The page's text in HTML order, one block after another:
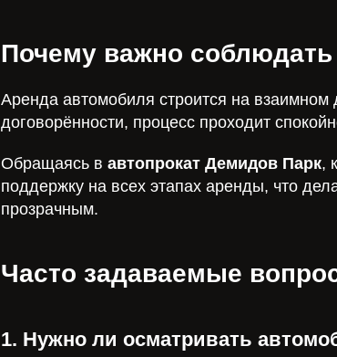
Почему важно соблюдать
Аренда автомобиля строится на
договорённости, процесс проходит
Обращаясь в автопрокат Демидов Парк,
поддержку на всех этапах аренды, что
прозрачным.
Часто задаваемые
1. Нужно ли осматривать